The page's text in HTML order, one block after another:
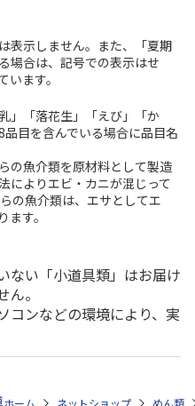
表示しません。また、「夏期
場合は、記号での表示はせ
ます。
」「落花生」「えび」「か
目を含んでいる場合に品目名
の魚介類を原材料として製造
によりエビ・カニが混じって
の魚介類は、エサとしてエ
す。
ない「小道具類」はお届け
。
コンなどの環境により、実
府県から探す 大分県 日田やき
ホーム ネットショップ めん類